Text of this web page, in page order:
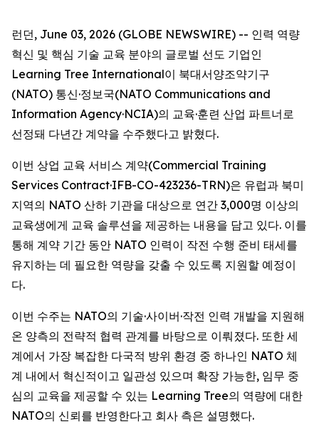
런던, June 03, 2026 (GLOBE NEWSWIRE) -- 인력 역량
혁신 및 핵심 기술 교육 분야의 글로벌 선도 기업인
Learning Tree International이 북대서양조약기구
(NATO) 통신·정보국(NATO Communications and
Information Agency·NCIA)의 교육·훈련 산업 파트너로
선정돼 다년간 계약을 수주했다고 밝혔다.
이번 상업 교육 서비스 계약(Commercial Training
Services Contract·IFB-CO-423236-TRN)은 유럽과 북미
지역의 NATO 산하 기관을 대상으로 연간 3,000명 이상의
교육생에게 교육 솔루션을 제공하는 내용을 담고 있다. 이를
통해 계약 기간 동안 NATO 인력이 작전 수행 준비 태세를
유지하는 데 필요한 역량을 갖출 수 있도록 지원할 예정이
다.
이번 수주는 NATO의 기술·사이버·작전 인력 개발을 지원해
온 양측의 전략적 협력 관계를 바탕으로 이뤄졌다. 또한 세
계에서 가장 복잡한 다국적 방위 환경 중 하나인 NATO 체
계 내에서 혁신적이고 일관성 있으며 확장 가능한, 임무 중
심의 교육을 제공할 수 있는 Learning Tree의 역량에 대한
NATO의 신뢰를 반영한다고 회사 측은 설명했다.